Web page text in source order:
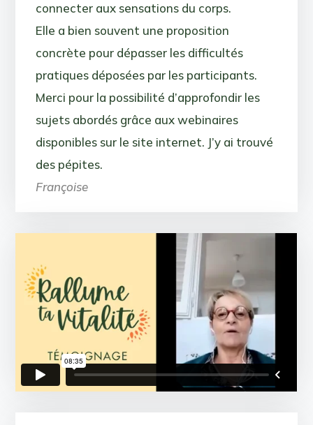
connecter aux sensations du corps.
Elle a bien souvent une proposition
concrète pour dépasser les difficultés
pratiques déposées par les participants.
Merci pour la possibilité d’approfondir les
sujets abordés grâce aux webinaires
disponibles sur le site internet. J’y ai trouvé
des pépites.
Françoise